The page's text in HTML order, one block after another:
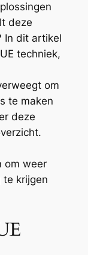
deze
In dit artikel
techniek,
om
te maken
deze
om weer
krijgen